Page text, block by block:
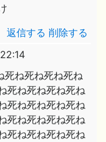
返信する 削除する
死ね死ね死ね死ね
死ね死ね死ね死ね
死ね死ね死ね死ね
死ね死ね死ね死ね
死ね死ね死ね死ね